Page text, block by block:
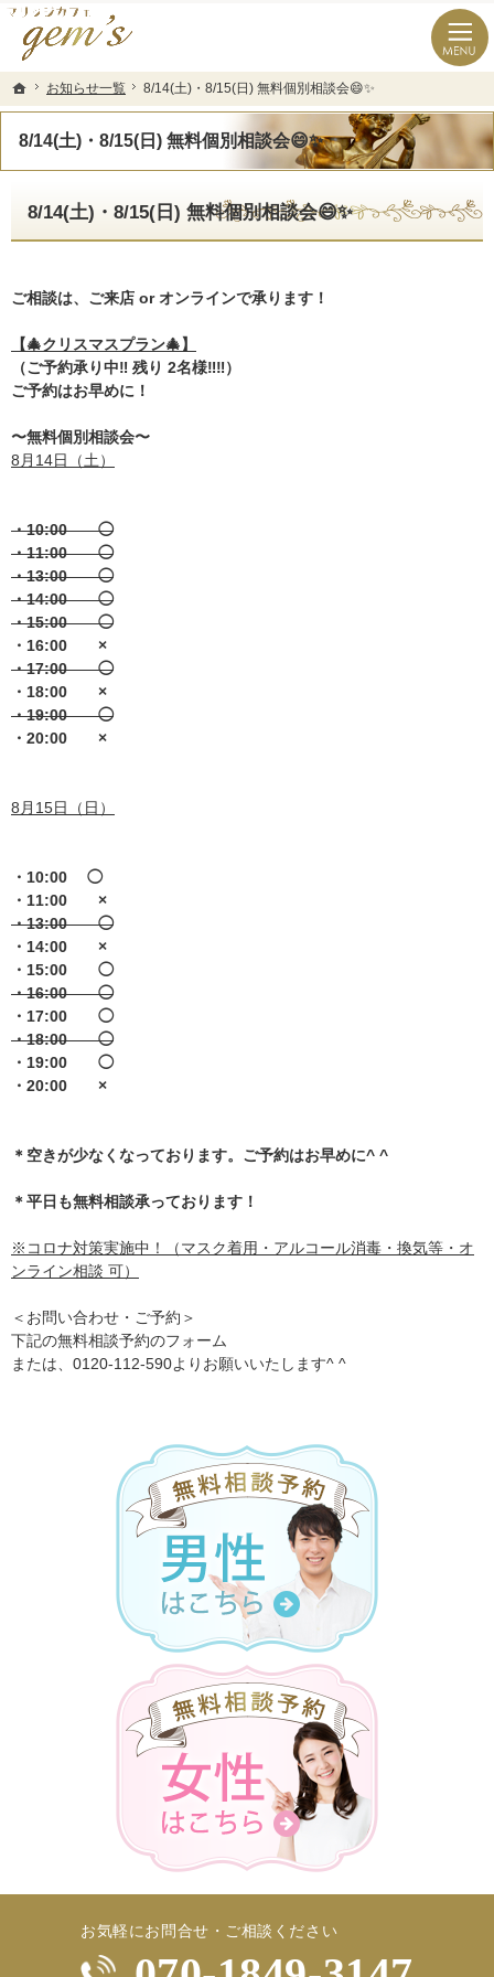
ホーム
お知らせ一覧 8/14(土)・8/15(日) 無料個別相談会😄✨
8/14(土)・8/15(日) 無料個別相談会😄✨
長崎県の婚活なら結婚相談所のマリッジカフェgem’ｓ（ジェムズ）
長崎県長崎市の結婚相談所マリッジカフェgem's(ジェムズ)
8/14(土)・8/15(日) 無料個別相談会😄✨
ご相談は、ご来店 or オンラインで承ります！
【🎄クリスマスプラン🎄】
（ご予約承り中‼️ 残り 2名様‼️‼️）
ご予約はお早めに！
〜無料個別相談会〜
8月14日（土）
・10:00 ◯
・11:00 ◯
・13:00 ◯
・14:00 ◯
・15:00 ◯
・16:00 ×
・17:00 ◯
・18:00 ×
・19:00 ◯
・20:00 ×
8月15日（日）
・10:00 ◯
・11:00 ×
・13:00 ◯
・14:00 ×
・15:00 ◯
・16:00 ◯
・17:00 ◯
・18:00 ◯
・19:00 ◯
・20:00 ×
＊空きが少なくなっております。ご予約はお早めに^ ^
＊平日も無料相談承っております！
※コロナ対策実施中！（マスク着用・アルコール消毒・換気等・オ
ンライン相談 可）
＜お問い合わせ・ご予約＞
下記の無料相談予約のフォーム
または、0120-112-590よりお願いいたします^ ^
ホーム
お知らせ一覧 8/14(土)・8/15(日) 無料個別相談会😄✨
お気軽にお問合せ・ご相談ください